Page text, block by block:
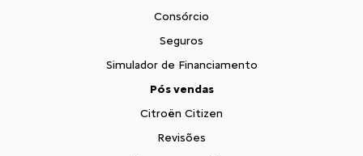
Consórcio
Seguros
Simulador de Financiamento
Pós vendas
Citroën Citizen
Revisões